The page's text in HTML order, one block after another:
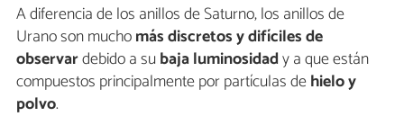
A diferencia de los anillos de Saturno, los anillos de
Urano son muchomás discretos y difíciles de
observardebido a subaja luminosidady a que están
compuestos principalmente por partículas dehielo y
polvo.